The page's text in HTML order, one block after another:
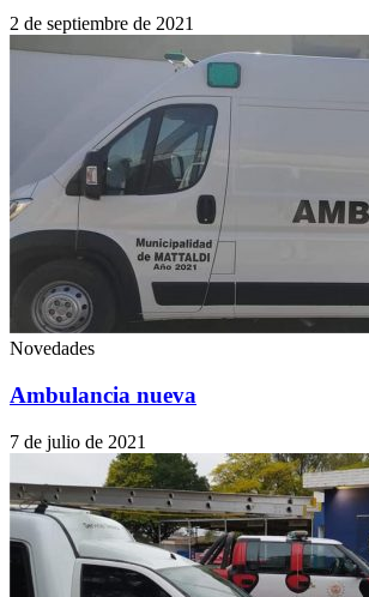
2 de septiembre de 2021
Novedades
Ambulancia nueva
7 de julio de 2021